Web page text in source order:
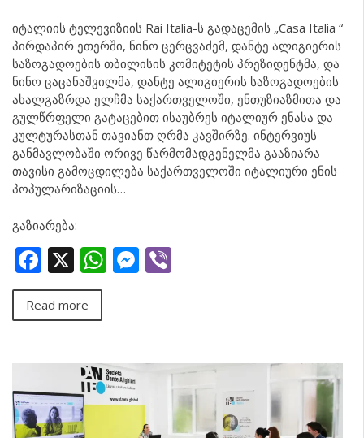
იტალიის ტელევიზიის Rai Italia-ს გადაცემის „Casa Italia “
პირდაპირ ეთერში, ნინო ცერცვაძემ, დანტე ალიგიერის
საზოგადოების თბილისის კომიტეტის პრეზიდენტმა, და
ნინო ცაცანაშვილმა, დანტე ალიგიერის საზოგადოების
ახალგაზრდა ელჩმა საქართველოში, ენთუზიაზმითა და
გულწრფელი გატაცებით ისაუბრეს იტალიურ ენასა და
კულტურასთან თავიანთ ღრმა კავშირზე. ინტერვიუს
განმავლობაში ორივე წარმომადგენელმა გააზიარა
თავისი გამოცდილება საქართველოში იტალიური ენის
პოპულარიზაციის…
გაზიარება:
Facebook
X WhatsApp
Messenger
Read more